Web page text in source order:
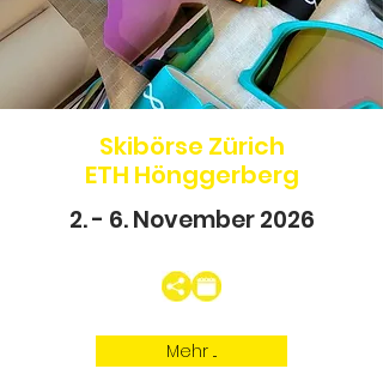
Skibörse Zürich
ETH Hönggerberg
2. - 6. November 2026
Mehr ...